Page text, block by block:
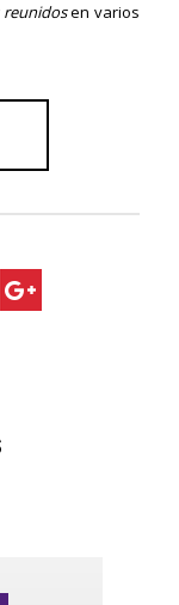
reunidosen varios